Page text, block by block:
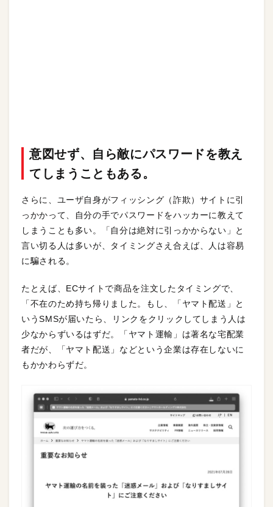
意図せず、自ら敵にパスワードを教え
てしまうこともある。
さらに、ユーザ自身がフィッシング（詐欺）サイトに引
っかかって、自分の手でパスワードをハッカーに教えて
しまうことも多い。「自分は絶対に引っかからない」と
言い切る人は多いが、タイミングさえ合えば、人は容易
に騙される。
たとえば、ECサイトで商品を注文したタイミングで、
「不在のため持ち帰りました。もし、「ヤマト配送」と
いうSMSが届いたら、リンクをクリックしてしまう人は
少なからずいるはずだ。「ヤマト運輸」は著名な宅配業
者だが、「ヤマト配送」などという企業は存在しないに
もかかわらずだ。